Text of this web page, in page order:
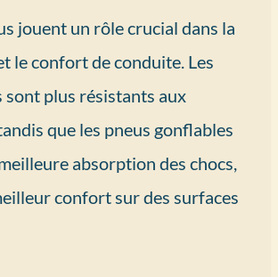
jouent un rôle crucial dans la
le confort de conduite. Les
sont plus résistants aux
que les pneus gonflables
absorption des chocs,
confort sur des surfaces